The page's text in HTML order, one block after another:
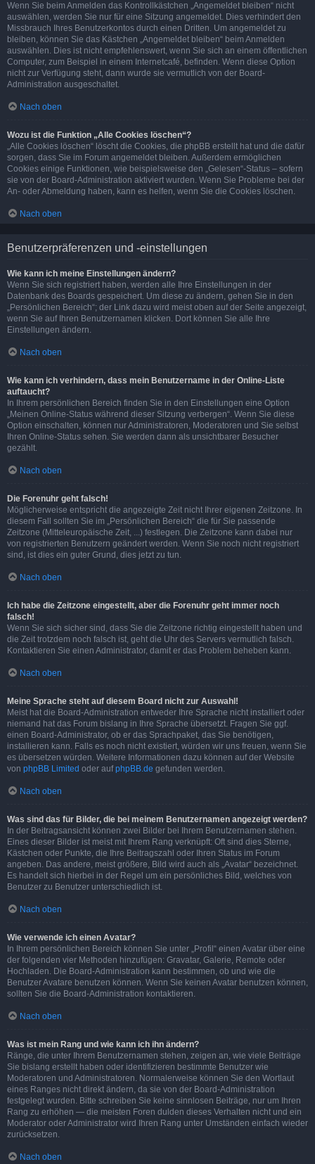
Wenn Sie beim Anmelden das Kontrollkästchen „Angemeldet bleiben“ nicht
auswählen, werden Sie nur für eine Sitzung angemeldet. Dies verhindert den
Missbrauch Ihres Benutzerkontos durch einen Dritten. Um angemeldet zu
bleiben, können Sie das Kästchen „Angemeldet bleiben“ beim Anmelden
auswählen. Dies ist nicht empfehlenswert, wenn Sie sich an einem öffentlichen
Computer, zum Beispiel in einem Internetcafé, befinden. Wenn diese Option
nicht zur Verfügung steht, dann wurde sie vermutlich von der Board-
Administration ausgeschaltet.
Nach oben
Wozu ist die Funktion „Alle Cookies löschen“?
„Alle Cookies löschen“ löscht die Cookies, die phpBB erstellt hat und die dafür
sorgen, dass Sie im Forum angemeldet bleiben. Außerdem ermöglichen
Cookies einige Funktionen, wie beispielsweise den „Gelesen“-Status – sofern
sie von der Board-Administration aktiviert wurden. Wenn Sie Probleme bei der
An- oder Abmeldung haben, kann es helfen, wenn Sie die Cookies löschen.
Nach oben
Benutzerpräferenzen und -einstellungen
Wie kann ich meine Einstellungen ändern?
Wenn Sie sich registriert haben, werden alle Ihre Einstellungen in der
Datenbank des Boards gespeichert. Um diese zu ändern, gehen Sie in den
„Persönlichen Bereich“; der Link dazu wird meist oben auf der Seite angezeigt,
wenn Sie auf Ihren Benutzernamen klicken. Dort können Sie alle Ihre
Einstellungen ändern.
Nach oben
Wie kann ich verhindern, dass mein Benutzername in der Online-Liste
auftaucht?
In Ihrem persönlichen Bereich finden Sie in den Einstellungen eine Option
„Meinen Online-Status während dieser Sitzung verbergen“. Wenn Sie diese
Option einschalten, können nur Administratoren, Moderatoren und Sie selbst
Ihren Online-Status sehen. Sie werden dann als unsichtbarer Besucher
gezählt.
Nach oben
Die Forenuhr geht falsch!
Möglicherweise entspricht die angezeigte Zeit nicht Ihrer eigenen Zeitzone. In
diesem Fall sollten Sie im „Persönlichen Bereich“ die für Sie passende
Zeitzone (Mitteleuropäische Zeit, ...) festlegen. Die Zeitzone kann dabei nur
von registrierten Benutzern geändert werden. Wenn Sie noch nicht registriert
sind, ist dies ein guter Grund, dies jetzt zu tun.
Nach oben
Ich habe die Zeitzone eingestellt, aber die Forenuhr geht immer noch
falsch!
Wenn Sie sich sicher sind, dass Sie die Zeitzone richtig eingestellt haben und
die Zeit trotzdem noch falsch ist, geht die Uhr des Servers vermutlich falsch.
Kontaktieren Sie einen Administrator, damit er das Problem beheben kann.
Nach oben
Meine Sprache steht auf diesem Board nicht zur Auswahl!
Meist hat die Board-Administration entweder Ihre Sprache nicht installiert oder
niemand hat das Forum bislang in Ihre Sprache übersetzt. Fragen Sie ggf.
einen Board-Administrator, ob er das Sprachpaket, das Sie benötigen,
installieren kann. Falls es noch nicht existiert, würden wir uns freuen, wenn Sie
es übersetzen würden. Weitere Informationen dazu können auf der Website
von phpBB Limited oder aufphpBB.de gefunden werden.
Nach oben
Was sind das für Bilder, die bei meinem Benutzernamen angezeigt werden?
In der Beitragsansicht können zwei Bilder bei Ihrem Benutzernamen stehen.
Eines dieser Bilder ist meist mit Ihrem Rang verknüpft: Oft sind dies Sterne,
Kästchen oder Punkte, die Ihre Beitragszahl oder Ihren Status im Forum
angeben. Das andere, meist größere, Bild wird auch als „Avatar“ bezeichnet.
Es handelt sich hierbei in der Regel um ein persönliches Bild, welches von
Benutzer zu Benutzer unterschiedlich ist.
Nach oben
Wie verwende ich einen Avatar?
In Ihrem persönlichen Bereich können Sie unter „Profil“ einen Avatar über eine
der folgenden vier Methoden hinzufügen: Gravatar, Galerie, Remote oder
Hochladen. Die Board-Administration kann bestimmen, ob und wie die
Benutzer Avatare benutzen können. Wenn Sie keinen Avatar benutzen können,
sollten Sie die Board-Administration kontaktieren.
Nach oben
Was ist mein Rang und wie kann ich ihn ändern?
Ränge, die unter Ihrem Benutzernamen stehen, zeigen an, wie viele Beiträge
Sie bislang erstellt haben oder identifizieren bestimmte Benutzer wie
Moderatoren und Administratoren. Normalerweise können Sie den Wortlaut
eines Ranges nicht direkt ändern, da sie von der Board-Administration
festgelegt wurden. Bitte schreiben Sie keine sinnlosen Beiträge, nur um Ihren
Rang zu erhöhen — die meisten Foren dulden dieses Verhalten nicht und ein
Moderator oder Administrator wird Ihren Rang unter Umständen einfach wieder
zurücksetzen.
Nach oben